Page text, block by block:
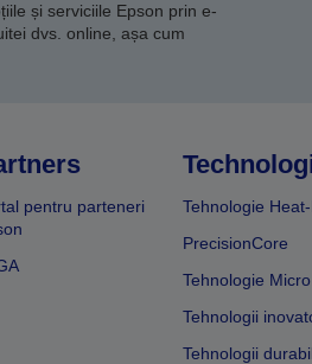
și serviciile Epson prin e-
dvs. online, așa cum
pentru parteneri
Tehnologie
PrecisionCore
Tehnologie
Tehnologii
Tehnologii